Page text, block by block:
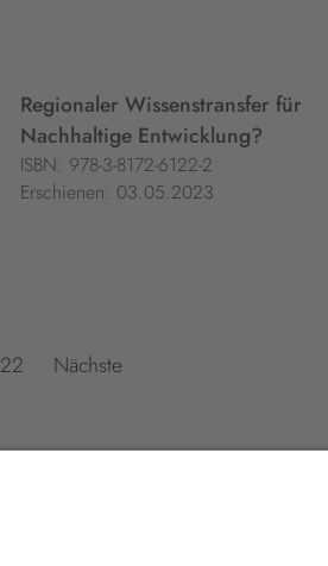
Regionaler Wissenstransfer für
Nachhaltige Entwicklung?
ISBN: 978-3-8172-6122-2
Erschienen: 03.05.2023
22 Nächste